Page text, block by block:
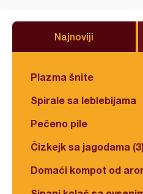
Najnoviji
Plazma šnite
Spirale sa leblebijama
Pečeno pile
Čizkejk sa jagodama
Domaći kompot od